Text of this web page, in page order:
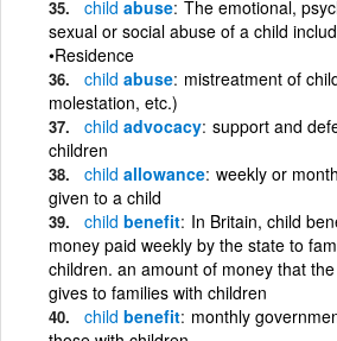
child abuse The emotional,
sexual or social abuse of a child
•Residence
child abuse mistreatment of
molestation, etc.)
child advocacy support and
children
child allowance weekly or
given to a child
child benefit In Britain, child
money paid weekly by the state to
children. an amount of money that
gives to families with children
child benefit monthly